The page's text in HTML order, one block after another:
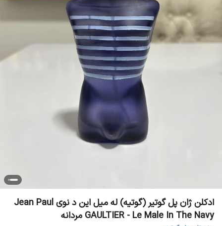
ادکلن ژان پل گوتیر (گوتیه) له میل این د نوی Jean Paul
GAULTIER - Le Male In The Navy مردانه